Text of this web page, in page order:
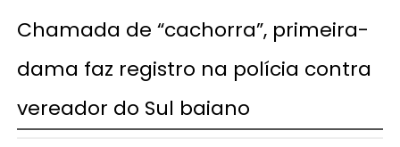
Chamada de “cachorra”, primeira-
dama faz registro na polícia contra
vereador do Sul baiano